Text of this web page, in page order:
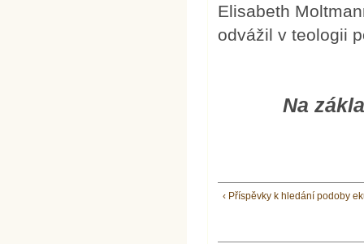
Elisabeth
odvážil v teologii
Na
‹ Příspěvky k hledání podoby